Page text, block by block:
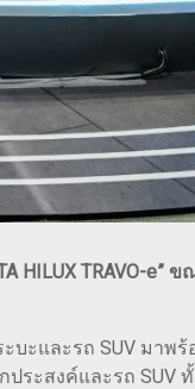
HILUX TRAVO-e”
ระบะและรถ SUV
กประสงค์และรถ